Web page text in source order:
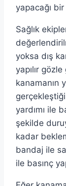
yapacağı bir
Sağlık
yoksa dış
yapılır
kanamanın
yardımı ile
şekilde
kadar
bandaj ile
ile basınç